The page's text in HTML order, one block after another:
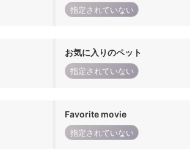
指定されていない
お気に入りのペット
指定されていない
Favorite movie
指定されていない